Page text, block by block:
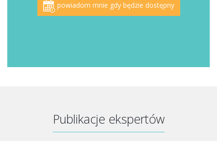
powiadom mnie gdy będzie dostępny
Publikacje ekspertów